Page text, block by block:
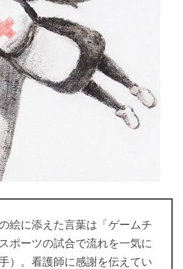
絵に添えた言葉は「ゲームチ
ポーツの試合で流れを一気に
）。看護師に感謝を伝えてい